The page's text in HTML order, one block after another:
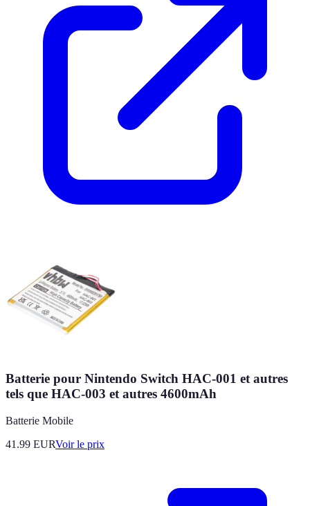
Batterie pour Nintendo Switch HAC-001 et autres
tels que HAC-003 et autres 4600mAh
Batterie Mobile
41.99 EURVoir le prix